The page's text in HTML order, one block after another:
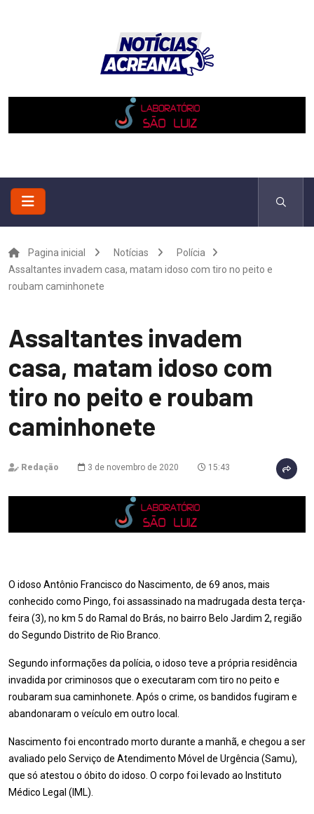
Pagina inicial Notícias
Polícia
Assaltantes invadem casa, matam idoso com tiro no peito e
roubam caminhonete
Assaltantes invadem
casa, matam idoso com
tiro no peito e roubam
caminhonete
Redação 3 de novembro de 2020 15:43
O idoso Antônio Francisco do Nascimento, de 69 anos, mais
conhecido como Pingo, foi assassinado na madrugada desta terça-
feira (3), no km 5 do Ramal do Brás, no bairro Belo Jardim 2, região
do Segundo Distrito de Rio Branco.
Segundo informações da polícia, o idoso teve a própria residência
invadida por criminosos que o executaram com tiro no peito e
roubaram sua caminhonete. Após o crime, os bandidos fugiram e
abandonaram o veículo em outro local.
Nascimento foi encontrado morto durante a manhã, e chegou a ser
avaliado pelo Serviço de Atendimento Móvel de Urgência (Samu),
que só atestou o óbito do idoso. O corpo foi levado ao Instituto
Médico Legal (IML).